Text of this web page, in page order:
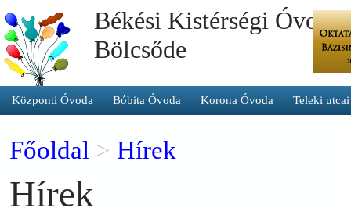
Békési Kistérségi Óvoda
Bölcsőde
Központi Óvoda Bóbita Óvoda Korona Óvoda Teleki
Főoldal > Hírek
Hírek